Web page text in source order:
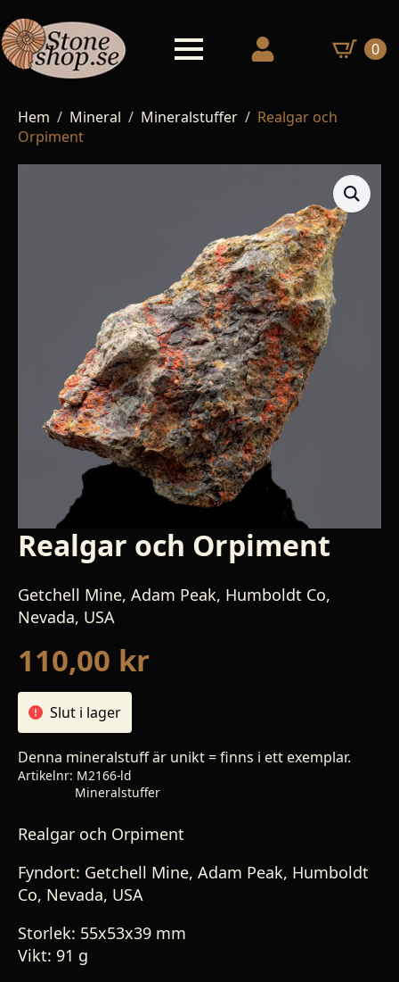
0
Hem Mineral Mineralstuffer
Realgar och
Orpiment
Realgar och Orpiment
Getchell Mine, Adam Peak, Humboldt Co,
Nevada, USA
110,00 kr
Slut i lager
Denna mineralstuff är unikt = finns i ett exemplar.
Artikelnr: M2166-ld
Mineralstuffer
Realgar och Orpiment
Fyndort: Getchell Mine, Adam Peak, Humboldt
Co, Nevada, USA
Storlek: 55x53x39 mm
Vikt: 91 g